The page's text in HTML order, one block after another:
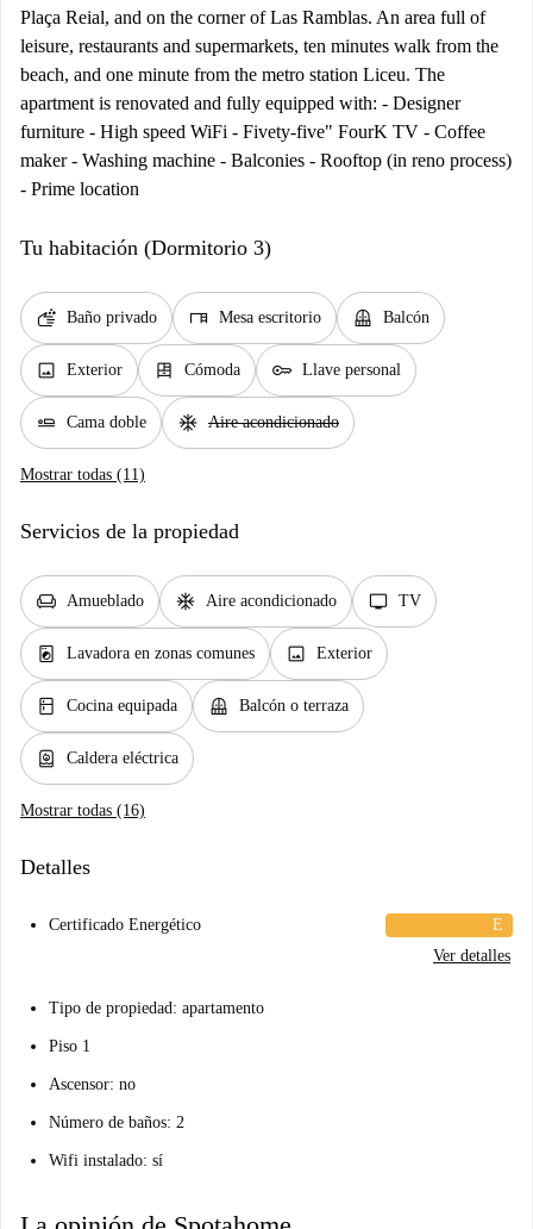
Plaça Reial, and on the corner of Las Ramblas. An area full of
leisure, restaurants and supermarkets, ten minutes walk from the
beach, and one minute from the metro station Liceu. The
apartment is renovated and fully equipped with: - Designer
furniture - High speed WiFi - Fivety-five" FourK TV - Coffee
maker - Washing machine - Balconies - Rooftop (in reno process)
- Prime location
Tu habitación (Dormitorio 3)
soap Baño privado desk Mesa escritorio balcony Balcón
image Exterior dresser Cómoda key Llave personal
airline_seat_flat Cama doble ac_unit Aire acondicionado
Mostrar todas (11)
Servicios de la propiedad
chair Amueblado ac_unit Aire acondicionado tv TV
local_laundry_service Lavadora en zonas comunes image Exterior
kitchen Cocina equipada balcony Balcón o terraza
water_heater Caldera eléctrica
Mostrar todas (16)
Detalles
Certificado Energético
E
Ver detalles
Tipo de propiedad: apartamento
Piso 1
Ascensor: no
Número de baños: 2
Wifi instalado: sí